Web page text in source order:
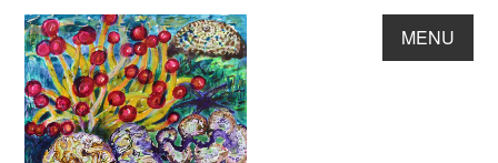
Skip
content
MENU